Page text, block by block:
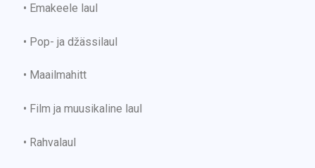
• Emakeele laul
• Pop- ja džässilaul
• Maailmahitt
• Film ja muusikaline laul
• Rahvalaul